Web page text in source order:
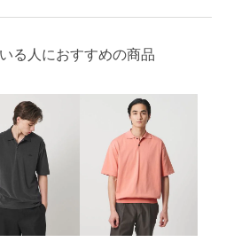
る人におすすめの商品